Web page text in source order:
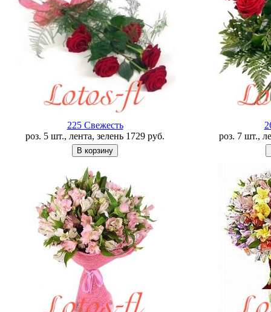
225 Свежесть
роз. 5 шт., лента, зелень 1729 руб.
роз. 7 шт.,